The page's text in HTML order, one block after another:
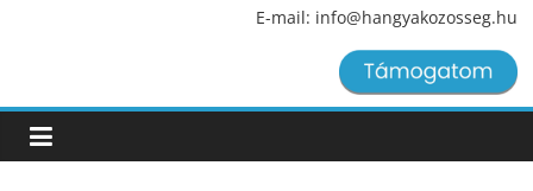
E-mail: info@hangyakozosseg.hu